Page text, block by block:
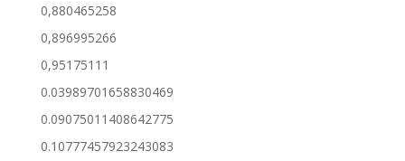
0,880465258
0,896995266
0,95175111
0.03989701658830469
0.09075011408642775
0.10777457923243083